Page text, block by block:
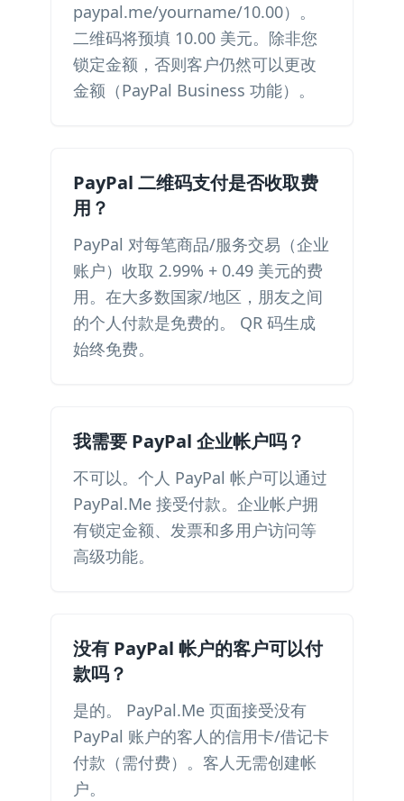
paypal.me/yourname/10.00）。
二维码将预填 10.00 美元。除非您
锁定金额，否则客户仍然可以更改
金额（PayPal Business 功能）。
PayPal 二维码支付是否收取费
用？
PayPal 对每笔商品/服务交易（企业
账户）收取 2.99% + 0.49 美元的费
用。在大多数国家/地区，朋友之间
的个人付款是免费的。 QR 码生成
始终免费。
我需要 PayPal 企业帐户吗？
不可以。个人 PayPal 帐户可以通过
PayPal.Me 接受付款。企业帐户拥
有锁定金额、发票和多用户访问等
高级功能。
没有 PayPal 帐户的客户可以付
款吗？
是的。 PayPal.Me 页面接受没有
PayPal 账户的客人的信用卡/借记卡
付款（需付费）。客人无需创建帐
户。